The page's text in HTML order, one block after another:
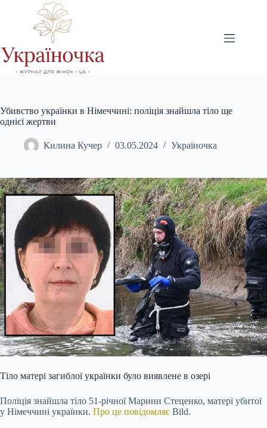
Убивство українки в Німеччині: поліція знайшла тіло ще
однієї жертви
Килина Кучер 03.05.2024 Україночка
Тіло матері загиблої українки було виявлене в озері
Поліція знайшла тіло 51-річної Марини Стеценко, матері убитої
у Німеччині українки. Про це повідомляє Bild.